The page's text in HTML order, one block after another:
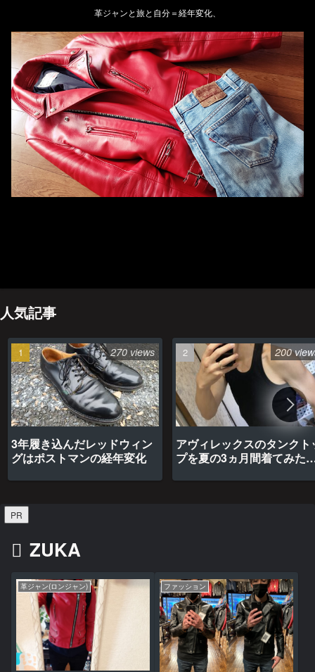
革ジャンと旅と自分＝経年変化、
人気記事
3年履き込んだレッドウィン
グはポストマンの経年変化
270 views
アヴィレックスのタンクト
プを夏の3ヵ月間着てみた
200
PR
ZUKA
革ジャン(ロンジャン) ファッション